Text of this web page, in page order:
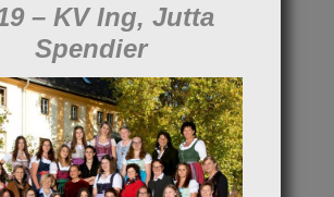
– KV Ing, Jutta
Spendier